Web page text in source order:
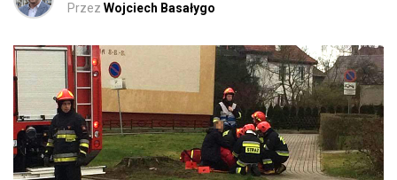
Przez Wojciech Basałygo